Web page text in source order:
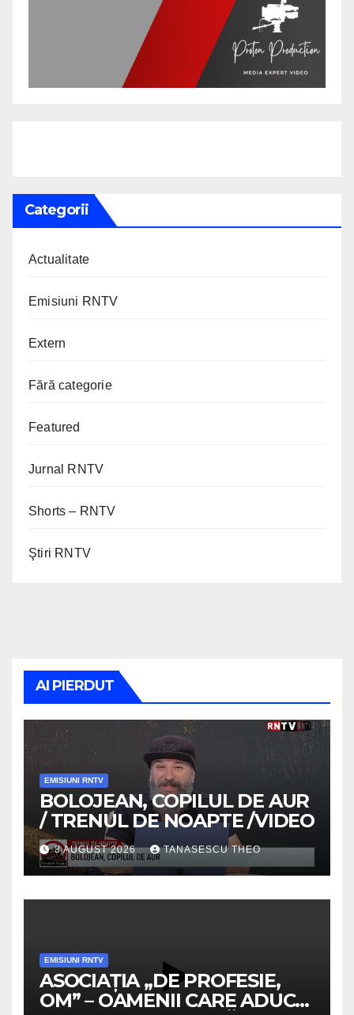
Categorii
Actualitate
Emisiuni RNTV
Extern
Fără categorie
Featured
Jurnal RNTV
Shorts – RNTV
Ştiri RNTV
AI PIERDUT
EMISIUNI RNTV
BOLOJEAN, COPILUL DE AUR
/ TRENUL DE NOAPTE /VIDEO
3 AUGUST 2026 TANASESCU THEO
EMISIUNI RNTV
ASOCIAȚIA „DE PROFESIE,
OM” – OAMENII CARE ADUC